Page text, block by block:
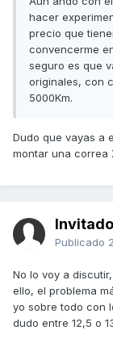
hacer
precio que
convencerme
seguro es que
originales, con
5000Km.
Dudo que vayas a
montar una correa
Invitado
Publicado
No lo voy a
ello, el problema
yo sobre todo con
dudo entre 12,5 o